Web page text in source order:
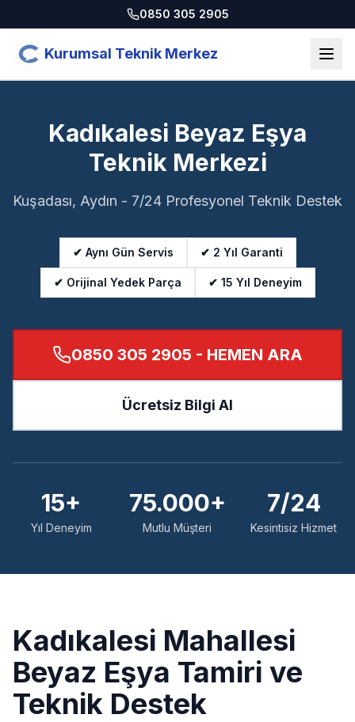
0850 305 2905
Kurumsal Teknik Merkez
Kadıkalesi Beyaz Eşya
Teknik Merkezi
Kuşadası, Aydın - 7/24 Profesyonel Teknik Destek
✔ Aynı Gün Servis ✔ 2 Yıl Garanti
✔ Orijinal Yedek Parça ✔ 15 Yıl Deneyim
0850 305 2905 - HEMEN ARA
Ücretsiz Bilgi Al
15+
Yıl Deneyim
75.000+
Mutlu Müşteri
7/24
Kesintisiz Hizmet
Kadıkalesi Mahallesi
Beyaz Eşya Tamiri ve
Teknik Destek